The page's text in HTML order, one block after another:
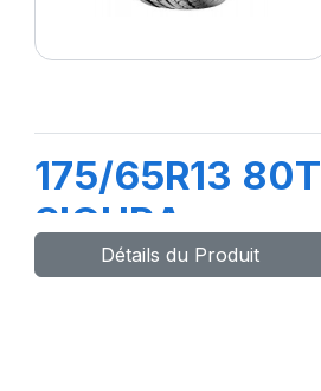
175/65R13 80T
SIGURA
Détails du Produit